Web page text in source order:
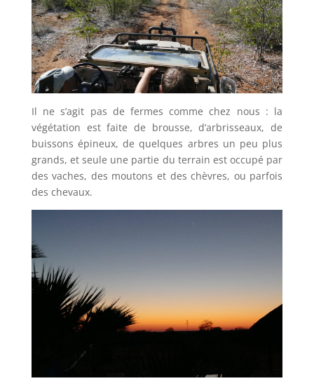
Il ne s’agit pas de fermes comme chez nous : la
végétation est faite de brousse, d’arbrisseaux, de
buissons épineux, de quelques arbres un peu plus
grands, et seule une partie du terrain est occupé par
des vaches, des moutons et des chèvres, ou parfois
des chevaux.